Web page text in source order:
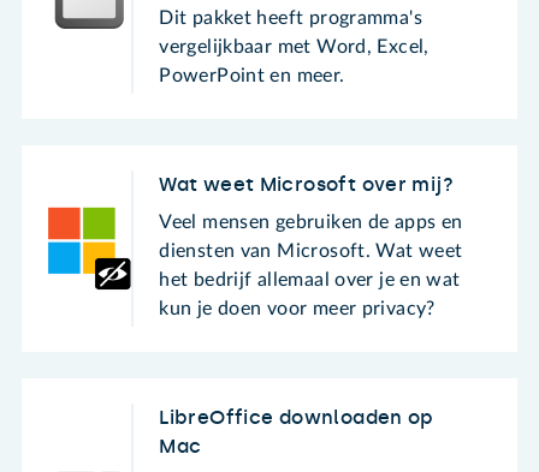
Dit pakket heeft programma's
vergelijkbaar met Word, Excel,
PowerPoint en meer.
Wat weet Microsoft over mij?
Veel mensen gebruiken de apps en
diensten van Microsoft. Wat weet
het bedrijf allemaal over je en wat
kun je doen voor meer privacy?
LibreOffice downloaden op
Mac